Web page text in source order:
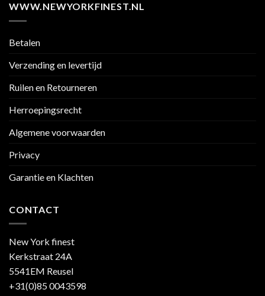
WWW.NEWYORKFINEST.NL
Betalen
Verzending en levertijd
Ruilen en Retourneren
Herroepingsrecht
Algemene voorwaarden
Privacy
Garantie en Klachten
CONTACT
New York finest
Kerkstraat 24A
5541EM Reusel
+31(0)85 0043598